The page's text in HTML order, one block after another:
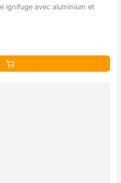
ignifuge avec aluminium et